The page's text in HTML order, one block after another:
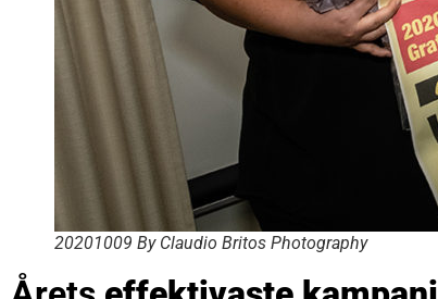
20201009 By Claudio Britos Photography